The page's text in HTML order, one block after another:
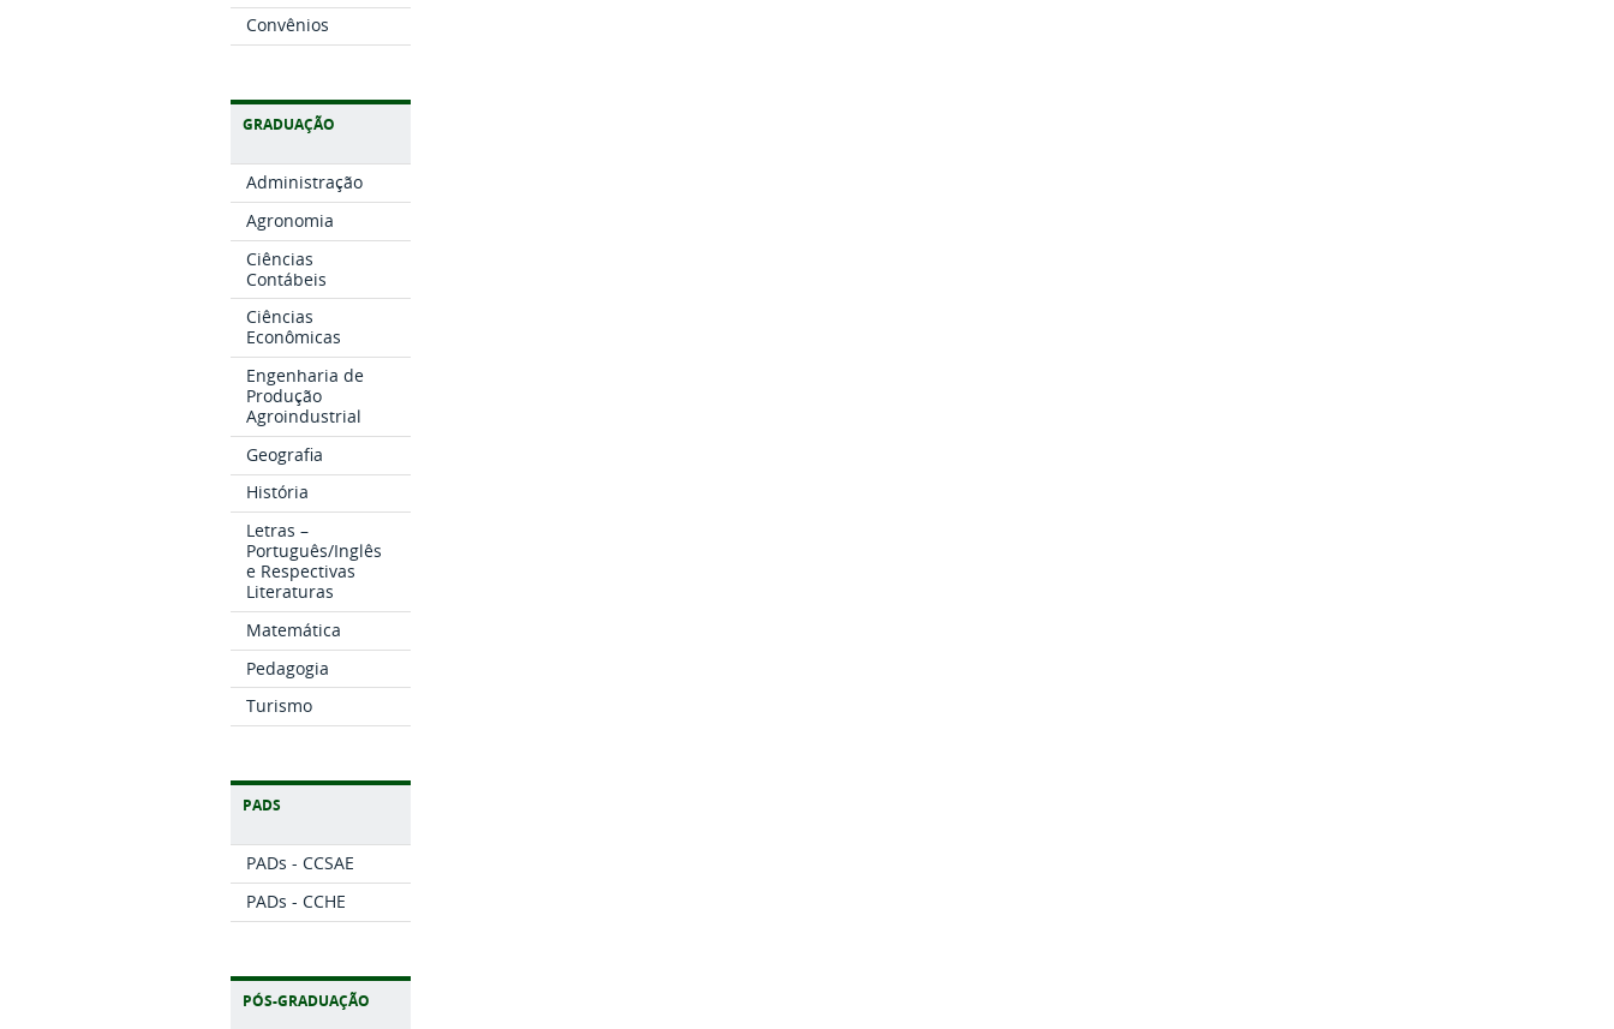
Convênios
GRADUAÇÃO
Administração
Agronomia
Ciências
Contábeis
Ciências
Econômicas
Engenharia de
Produção
Agroindustrial
Geografia
História
Letras –
Português/Inglês
e Respectivas
Literaturas
Matemática
Pedagogia
Turismo
PADS
PADs - CCSAE
PADs - CCHE
PÓS-GRADUAÇÃO